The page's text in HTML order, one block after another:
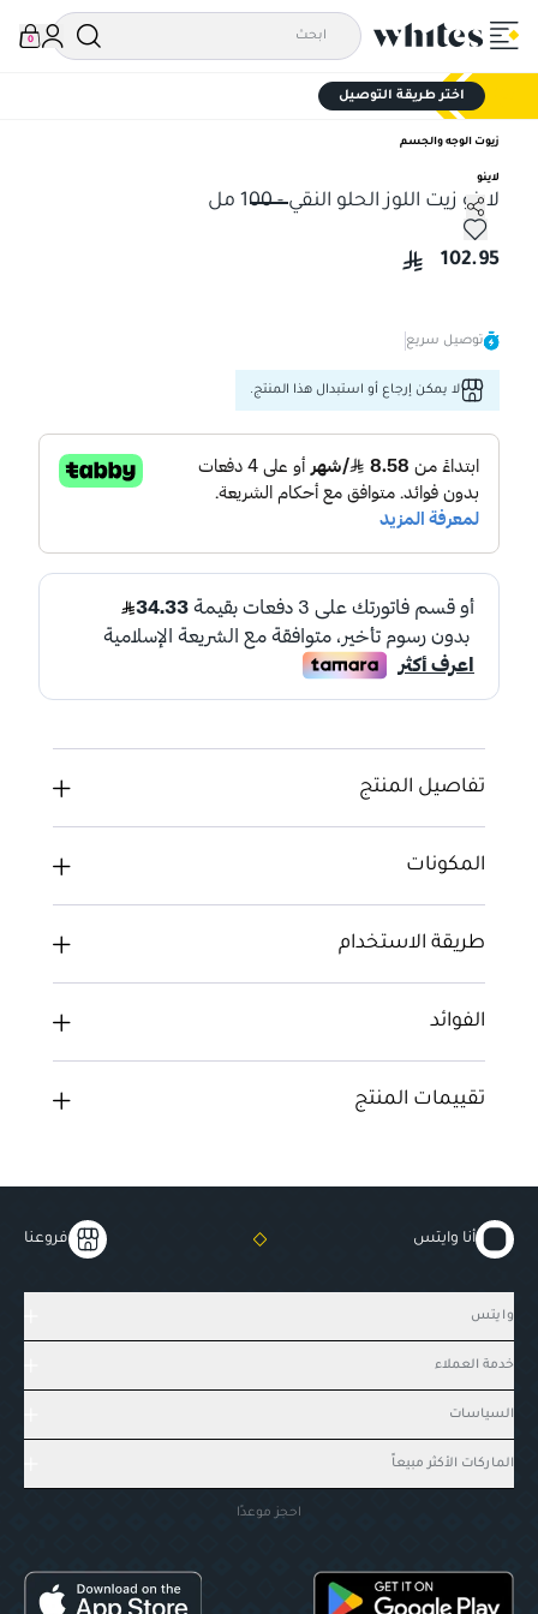
0
اختر طريقة التوصيل
زيوت الوجه والجسم
لاينو
لاينو زيت اللوز الحلو النقي - 100 مل
لاينو زيت اللوز الحلو النقي - 100 مل
102.95
توصيل سريع
لا يمكن إرجاع أو استبدال هذا المنتج.
تفاصيل المنتج
المكونات
طريقة الاستخدام
الفوائد
تقييمات المنتج
أنا وايتس فروعنا
وايتس
خدمة العملاء
السياسات
الماركات الأكثر مبيعاً
احجز موعدًا